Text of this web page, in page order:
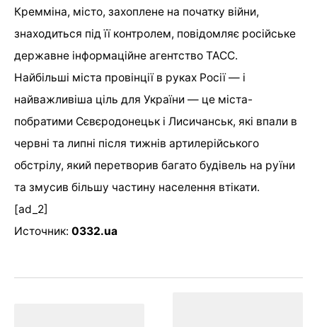
Кремміна, місто, захоплене на початку війни,
знаходиться під її контролем, повідомляє російське
державне інформаційне агентство ТАСС.
Найбільші міста провінції в руках Росії — і
найважливіша ціль для України — це міста-
побратими Сєвєродонецьк і Лисичанськ, які впали в
червні та липні після тижнів артилерійського
обстрілу, який перетворив багато будівель на руїни
та змусив більшу частину населення втікати.
[ad_2]
Источник: 0332.ua